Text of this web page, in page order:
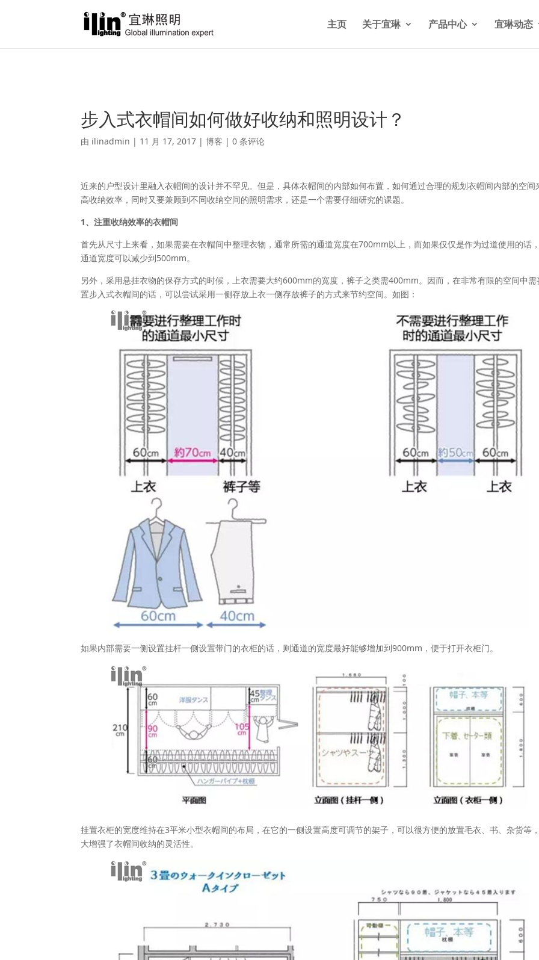
: A non-numeric value encountered in /var/www/html/ilin/wp-content/themes/Divi/functions.phpon line5841
主页 关于宜琳 产品中心 宜琳动态
步入式衣帽间如何做好收纳和照明设计？
由 ilinadmin | 11 月 17, 2017 |博客 |0 条评论
近来的户型设计里融入衣帽间的设计并不罕见。但是，具体衣帽间的内部如何布置，如何通过合理的规划衣帽间内部的空间
高收纳效率，同时又要兼顾到不同收纳空间的照明需求，还是一个需要仔细研究的课题。
1、注重收纳效率的衣帽间
首先从尺寸上来看，如果需要在衣帽间中整理衣物，通常所需的通道宽度在700mm以上，而如果仅仅是作为过道使用的话
通道宽度可以减少到500mm。
另外，采用悬挂衣物的保存方式的时候，上衣需要大约600mm的宽度，裤子之类需400mm。因而，在非常有限的空间中需
置步入式衣帽间的话，可以尝试采用一侧存放上衣一侧存放裤子的方式来节约空间。如图：
如果内部需要一侧设置挂杆一侧设置带门的衣柜的话，则通道的宽度最好能够增加到900mm，便于打开衣柜门。
挂置衣柜的宽度维持在3平米小型衣帽间的布局，在它的一侧设置高度可调节的架子，可以很方便的放置毛衣、书、杂货等
大增强了衣帽间收纳的灵活性。